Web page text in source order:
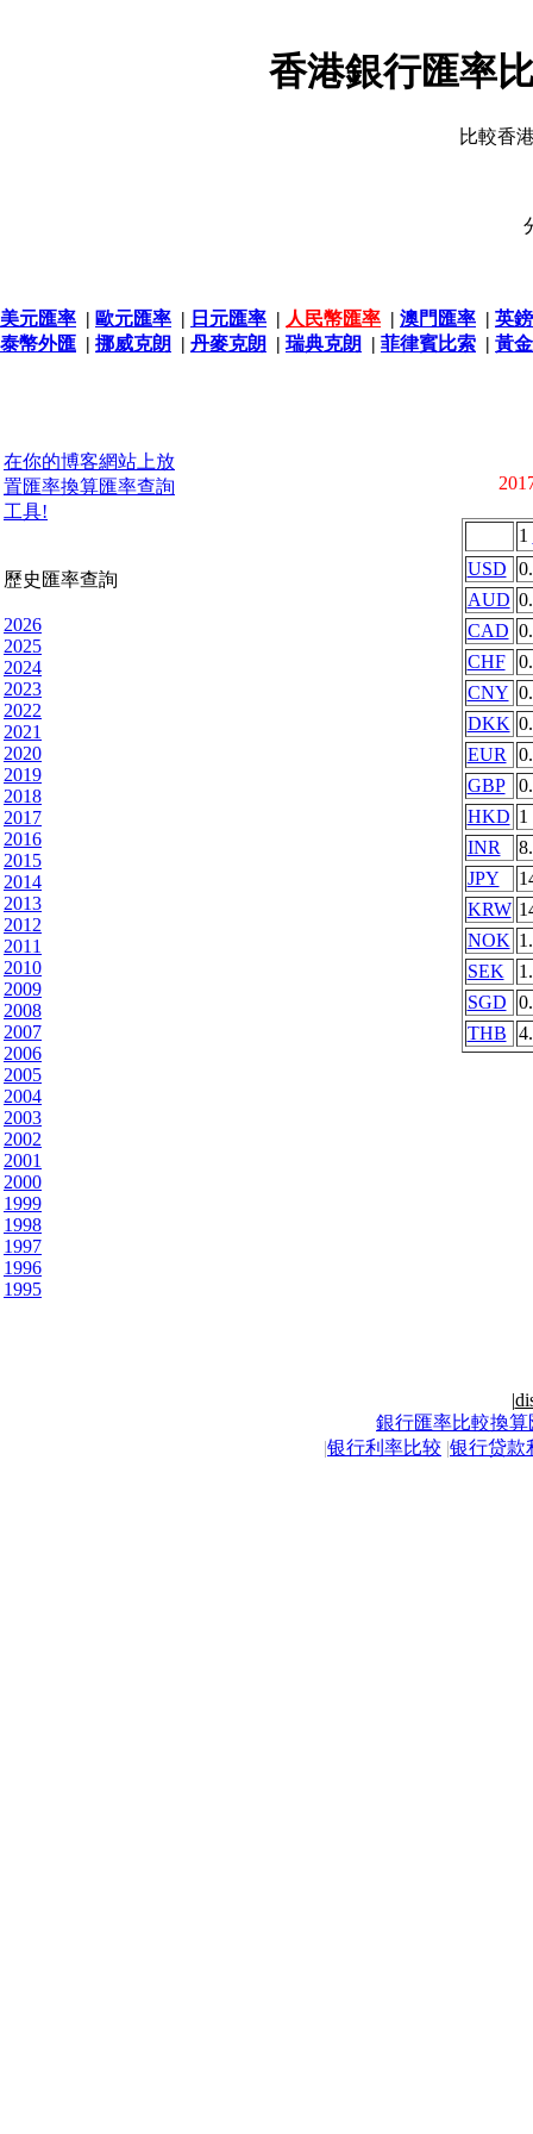
香港銀行匯率
比較香
美元匯率 | 歐元匯率 | 日元匯率 | 人民幣匯率 | 澳門匯率 | 英
泰幣外匯 | 挪威克朗 | 丹麥克朗 | 瑞典克朗 | 菲律賓比索 | 黃
在你的博客網站上放
置匯率換算匯率查詢
工具!
歷史匯率查詢
2026
2025
2024
2023
2022
2021
2020
2019
2018
2017
2016
2015
2014
2013
2012
2011
2010
2009
2008
2007
2006
2005
2004
2003
2002
2001
2000
1999
1998
1997
1996
1995
1
USD
AUD
CAD
CHF
CNY
DKK
EUR
GBP
HKD 1
INR
JPY
KRW
NOK
SEK
SGD
THB
|
銀行匯率比較換算
|银行利率比较 |银行贷款